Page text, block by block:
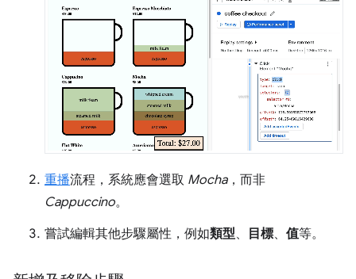
重播流程，系統應會選取 Mocha，而非
Cappuccino。
嘗試編輯其他步驟屬性，例如類型、 目標、 值等。